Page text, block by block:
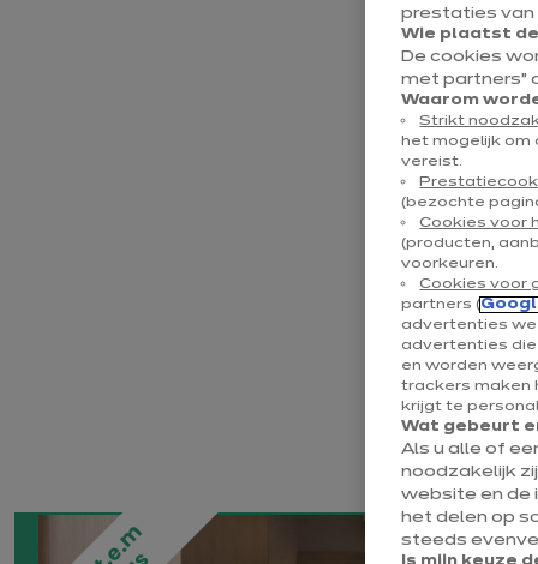
prestaties van
Wie plaatst
De cookies
met partners”
Waarom
Strikt
het mogelijk om
vereist.
(bezochte
Cookies voor
(producten,
voorkeuren.
Cookies voor
partners (
advertenties
advertenties die
en worden
trackers maken
krijgt te
Wat gebeurt
Als u alle of
noodzakelijk
website en de
het delen op
steeds